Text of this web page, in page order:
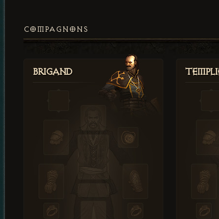
COMPAGNONS
Brigand